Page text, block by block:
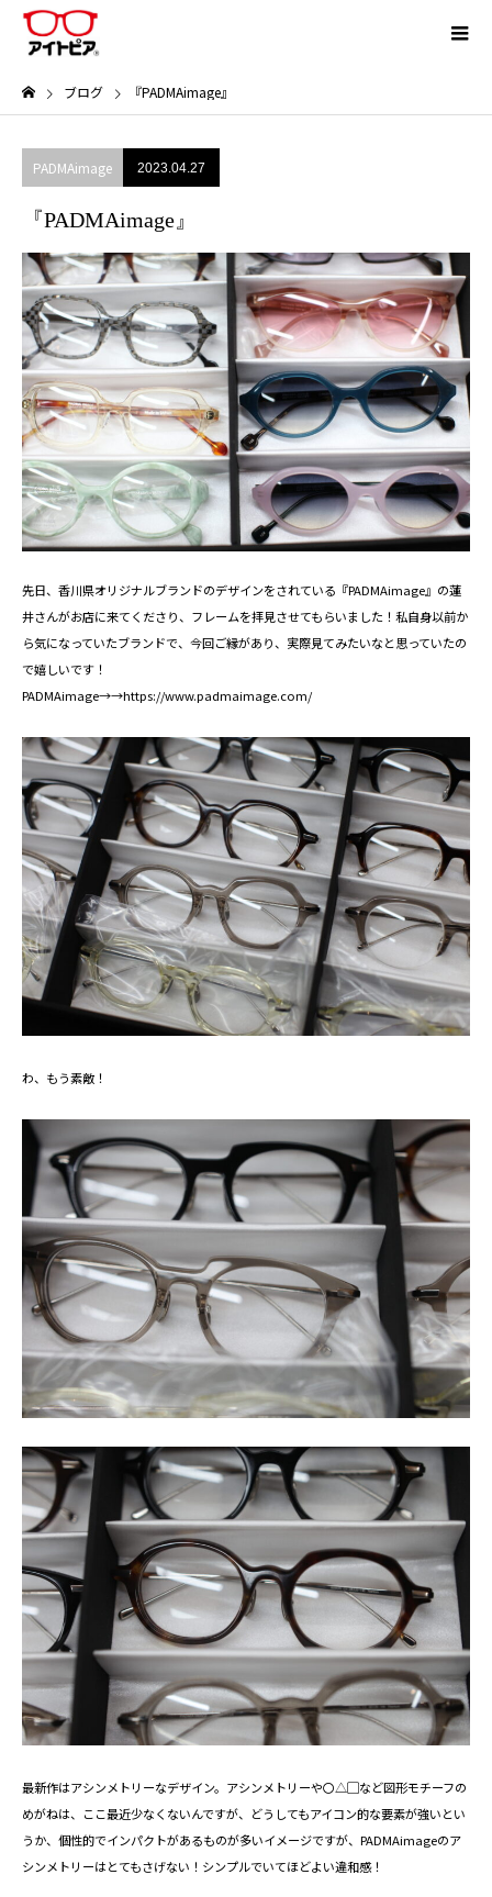
ブログ 『PADMAimage』
PADMAimage 2023.04.27
『PADMAimage』
先日、香川県オリジナルブランドのデザインをされている『PADMAimage』の蓮
井さんがお店に来てくださり、フレームを拝見させてもらいました！私自身以前か
ら気になっていたブランドで、今回ご縁があり、実際見てみたいなと思っていたの
で嬉しいです！
PADMAimage→→https://www.padmaimage.com/
わ、もう素敵！
最新作はアシンメトリーなデザイン。 アシンメトリーや〇△▢など図形モチーフの
めがねは、
ここ最近少なくないんですが、どうしてもアイコン的な要素が強いとい
うか、個性的でインパクトがあるものが多いイメージですが、PADMAimageのア
シンメトリーはとてもさげない！シンプルでいてほどよい違和感！